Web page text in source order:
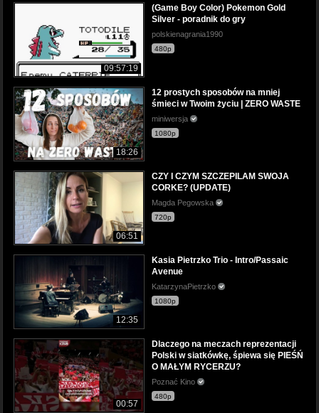
09:57:19
(Game Boy Color) Pokemon Gold
Silver - poradnik do gry
polskienagrania1990
480p
18:26
12 prostych sposobów na mniej
śmieci w Twoim życiu | ZERO WASTE
miniwersja
1080p
06:51
CZY I CZYM SZCZEPILAM SWOJA
CORKE? (UPDATE)
Magda Pegowska
720p
12:35
Kasia Pietrzko Trio - Intro/Passaic
Avenue
KatarzynaPietrzko
1080p
00:57
Dlaczego na meczach reprezentacji
Polski w siatkówkę, śpiewa się PIEŚŃ
O MAŁYM RYCERZU?
Poznać Kino
480p